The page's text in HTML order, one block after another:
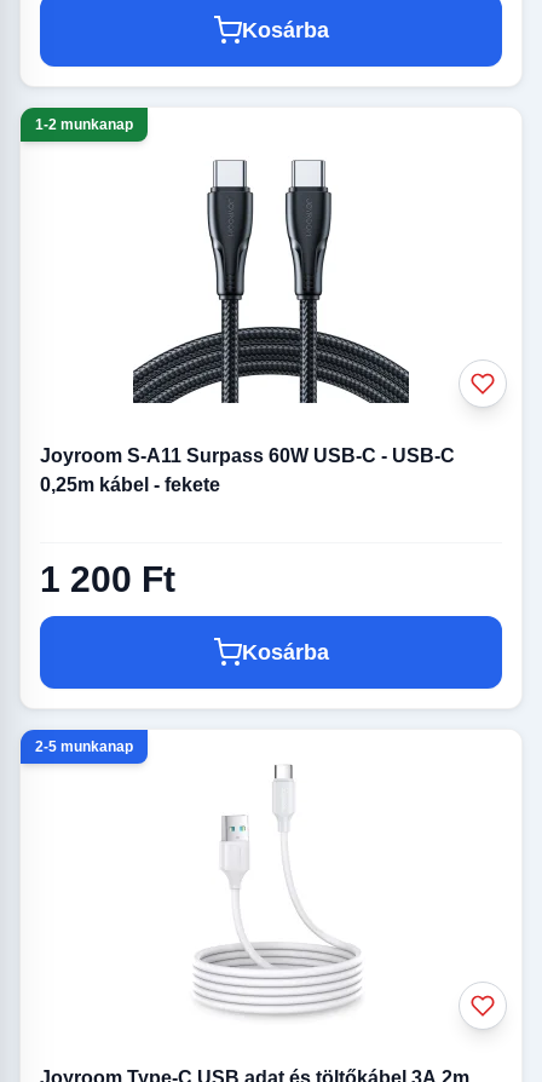
Kosárba
1-2 munkanap
Joyroom S-A11 Surpass 60W USB-C - USB-C
0,25m kábel - fekete
1 200 Ft
Kosárba
2-5 munkanap
Joyroom Type-C USB adat és töltőkábel 3A 2m